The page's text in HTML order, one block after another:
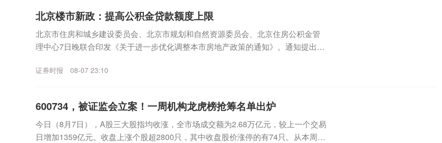
北京楼市新政：提高公积金贷款额度上限
北京市住房和城乡建设委员会、北京市规划和自然资源委员会、北京住房公积金管
理中心7日晚联合印发《关于进一步优化调整本市房地产政策的通知》。通知提出，
证券时报 08-07 23:10
600734，被证监会立案！一周机构龙虎榜抢筹名单出炉
今日（8月7日），A股三大股指均收涨，全市场成交额为2.68万亿元，较上一个交易
日增加1359亿元。收盘上涨个股超2800只，其中收盘股价涨停的有74只。从本周的